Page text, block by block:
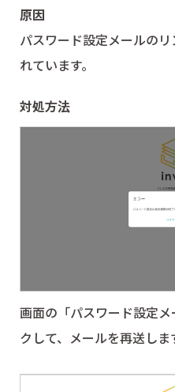
原因
パスワード設定メールの
れています。
対処方法
画面の「パスワード設定
クして、メールを再送しま